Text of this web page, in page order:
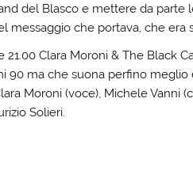
del Blasco e mettere da parte
messaggio che portava, che era
21.00 Clara Moroni & The Black
90 ma che suona perfino
Moroni (voce), Michele Vanni
Solieri.